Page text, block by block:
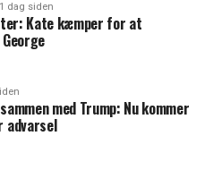
1 dag siden
Kate kæmper for at
med Trump: Nu kommer
advarsel